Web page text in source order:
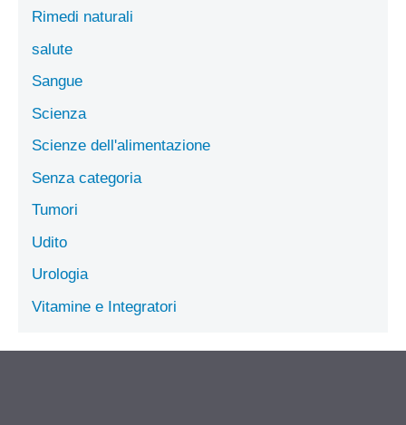
Rimedi naturali
salute
Sangue
Scienza
Scienze dell'alimentazione
Senza categoria
Tumori
Udito
Urologia
Vitamine e Integratori